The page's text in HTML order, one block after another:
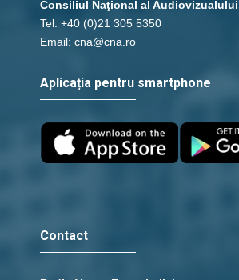
Consiliul Naţional al Audiovizualului
Tel: +40 (0)21 305 5350
Email: cna@cna.ro
Aplicația pentru smartphone
Contact